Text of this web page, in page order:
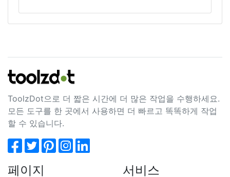
ToolzDot으로 더 짧은 시간에 더 많은 작업을 수행하세요.
모든 도구를 한 곳에서 사용하면 더 빠르고 똑똑하게 작업
할 수 있습니다.
페이지 서비스